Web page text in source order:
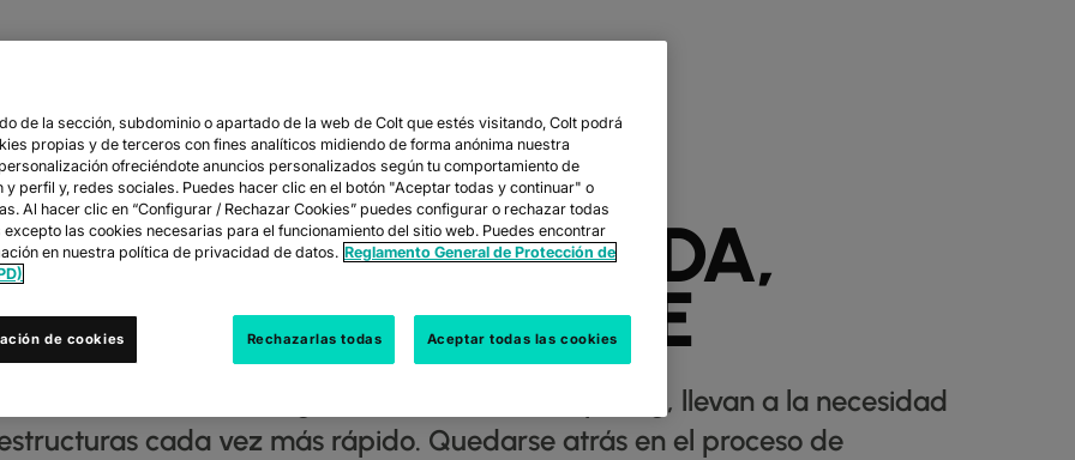
RED BAJO DEMANDA,
QUE SE CONSUME
de las Cosas, el Big Data o el Cloud Computing, llevan a la necesidad
cada vez más rápido. Quedarse atrás en el proceso de
de la sección, subdominio o apartado de la web de Colt que estés visitando, Colt podrá
propias y de terceros con fines analíticos midiendo de forma anónima nuestra
ofreciéndote anuncios personalizados según tu comportamiento de
y perfil y, redes sociales. Puedes hacer clic en el botón "Aceptar todas y continuar" o
Al hacer clic en “Configurar / Rechazar Cookies” puedes configurar o rechazar todas
excepto las cookies necesarias para el funcionamiento del sitio web. Puedes encontrar
en nuestra política de privacidad de datos. Reglamento General de Protección de
de cookies Rechazarlas todas Aceptar todas las cookies